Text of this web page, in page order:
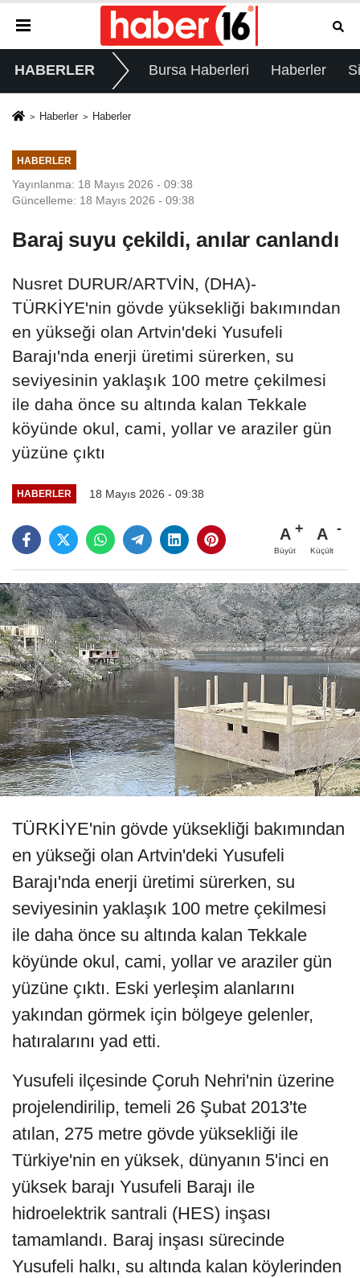
HABERLER Bursa Haberleri Haberler
Haberler Haberler
HABERLER
Yayınlanma: 18 Mayıs 2026 - 09:38
Güncelleme: 18 Mayıs 2026 - 09:38
Baraj suyu çekildi, anılar canlandı
Nusret DURUR/ARTVİN, (DHA)-
TÜRKİYE'nin gövde yüksekliği bakımından
en yükseği olan Artvin'deki Yusufeli
Barajı'nda enerji üretimi sürerken, su
seviyesinin yaklaşık 100 metre çekilmesi
ile daha önce su altında kalan Tekkale
köyünde okul, cami, yollar ve araziler gün
yüzüne çıktı
HABERLER 18 Mayıs 2026 - 09:38
A
Büyüt
A
Küçült
TÜRKİYE'nin gövde yüksekliği bakımından
en yükseği olan Artvin'deki Yusufeli
Barajı'nda enerji üretimi sürerken, su
seviyesinin yaklaşık 100 metre çekilmesi
ile daha önce su altında kalan Tekkale
köyünde okul, cami, yollar ve araziler gün
yüzüne çıktı. Eski yerleşim alanlarını
yakından görmek için bölgeye gelenler,
hatıralarını yad etti.
Yusufeli ilçesinde Çoruh Nehri'nin üzerine
projelendirilip, temeli 26 Şubat 2013'te
atılan, 275 metre gövde yüksekliği ile
Türkiye'nin en yüksek, dünyanın 5'inci en
yüksek barajı Yusufeli Barajı ile
hidroelektrik santrali (HES) inşası
tamamlandı. Baraj inşası sürecinde
Yusufeli halkı, su altında kalan köylerinden